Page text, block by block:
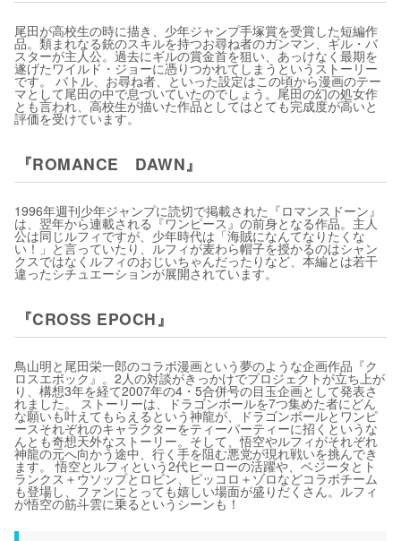
尾田が高校生の時に描き、少年ジャンプ手塚賞を受賞した短編作
品。類まれなる銃のスキルを持つお尋ね者のガンマン、ギル・バ
スターが主人公。過去にギルの賞金首を狙い、あっけなく最期を
遂げたワイルド・ジョーに憑りつかれてしまうというストーリー
です。 バトル、お尋ね者、といった設定はこの頃から漫画のテー
マとして尾田の中で息づいていたのでしょう。尾田の幻の処女作
とも言われ、高校生が描いた作品としてはとても完成度が高いと
評価を受けています。
『ROMANCE DAWN』
1996年週刊少年ジャンプに読切で掲載された『ロマンスドーン』
は、翌年から連載される『ワンピース』の前身となる作品。主人
公は同じルフィですが、少年時代は「海賊になんてなりたくな
い！」と言っていたり、ルフィが麦わら帽子を授かるのはシャン
クスではなくルフィのおじいちゃんだったりなど、本編とは若干
違ったシチュエーションが展開されています。
『CROSS EPOCH』
鳥山明と尾田栄一郎のコラボ漫画という夢のような企画作品『ク
ロスエポック』。2人の対談がきっかけでプロジェクトが立ち上が
り、構想3年を経て2007年の4・5合併号の目玉企画として発表さ
れました。 ストーリーは、ドラゴンボールを7つ集めた者にどん
な願いも叶えてもらえるという神龍が、ドラゴンボールとワンピ
ースそれぞれのキャラクターをティーパーティーに招くというな
んとも奇想天外なストーリー。そして、悟空やルフィがそれぞれ
神龍の元へ向かう途中、行く手を阻む悪党が現れ戦いを挑んでき
ます。 悟空とルフィという2代ヒーローの活躍や、ベジータとト
ランクス＋ウソップとロビン、ピッコロ＋ゾロなどコラボチーム
も登場し、ファンにとっても嬉しい場面が盛りだくさん。ルフィ
が悟空の筋斗雲に乗るというシーンも！